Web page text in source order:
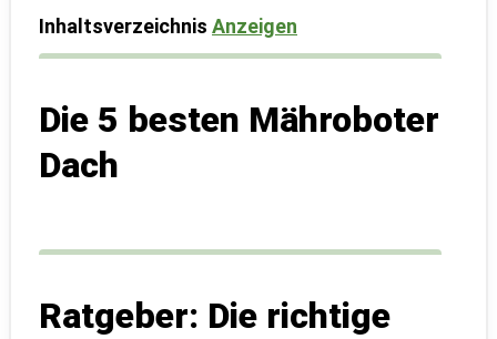
Inhaltsverzeichnis Anzeigen
Die 5 besten Mähroboter
Dach
Ratgeber: Die richtige